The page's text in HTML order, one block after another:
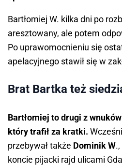
Bartłomiej W. kilka dni po
aresztowany, ale potem
Po uprawomocnieniu się
apelacyjnego stawił się w
Brat Bartka też
Bartłomiej to drugi z
który trafił za kratki.
przebywał także Dominik W
koncie pijacki rajd ulicami